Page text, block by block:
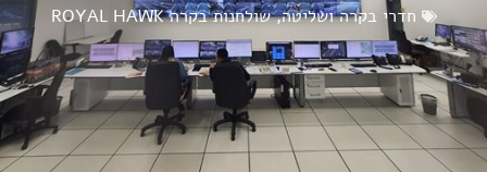
חדרי בקרה ושליטה,שולחנות בקרה ROYAL HAWK